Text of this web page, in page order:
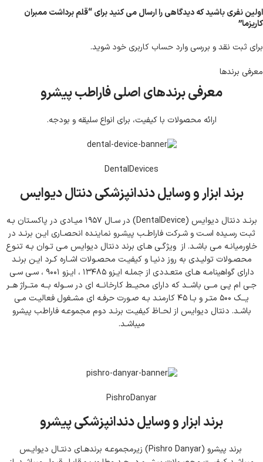
اولین نفری باشید که دیدگاهی را ارسال می کنید برای “قلم برداشت ممبران
کاریزما”
برای ثبت نقد و بررسی وارد حساب کاربری خود شوید.
معرفی برند‌ها
معرفی برندهای اصلی فاراطب پیشرو
ارائه محصولات با کیفیت، برای انواع سلیقه و بودجه.
DentalDevices
برند ابزار و وسایل دندانپزشکی دنتال دیوایس
برنـد دنتال دیوایس (ِDentalDevice) در سـال ۱۹۵۷ میـادی در پاکسـتان بـه
ثبـت رسـیده اسـت و شـرکت فاراطـب پیشـرو نماینـده انحصـاری ایـن برنـد در
خاورمیانـه مـی باشـد. از ویژگـی هـای برند دنتال دیوایس مـی تـوان بـه تنـوع
محصـولات تولیـدی به روز دنیـا و کیفیـت محصـولات اشـاره کـرد ایـن برنـد
دارای گواهینامـه هـای متعـددی از جملـه ایـزو ۱۳۴۸۵ ، ایـزو ۹۰۰۱ ، سـی سـی
جـی ام پـی مــی باشــد که دارای محیــط کارخانــه ای در ســوله بــه متــراژ هــر
یــک ۵۰۰ متـر و بـا ۴۵ کارمنـد بـه صـورت حرفـه ای مشـغول فعالیـت مـی
باشـد. دنتال دیوایس از لحـاظ کیفیـت برنـد دوم مجموعـه فاراطب پیشرو
میباشـد.
PishroDanyar
برند ابزار و وسایل دندانپزشکی پیشرو
برند پیشرو (Pishro Danyar) زیرمجموعـه برندهـای دنتـال دیوایـس